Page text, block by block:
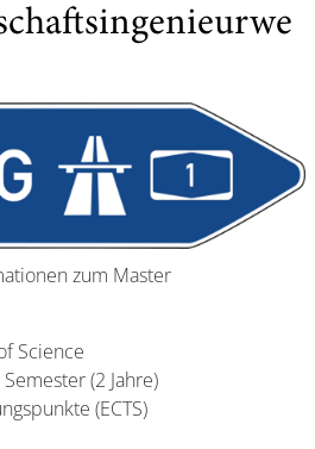
zum Master
Science
(2 Jahre)
(ECTS)